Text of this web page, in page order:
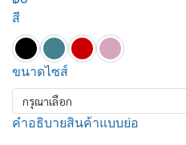
สี
ขนาดไซส์
กรุณาเลือก
คำอธิบายสินค้าแบบย่อ